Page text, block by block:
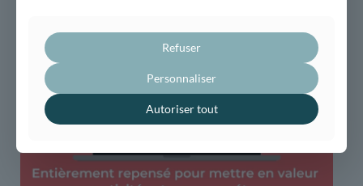
Refuser
Personnaliser
Autoriser tout